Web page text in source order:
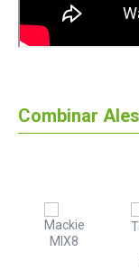
Combinar